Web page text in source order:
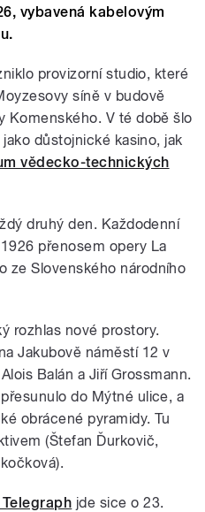
vybavená kabelovým
provizorní studio, které
síně v budově
Komenského. V té době šlo
důstojnické kasino, jak
vědecko-technických
druhý den. Každodenní
přenosem opery La
ze Slovenského národního
rozhlas nové prostory.
Jakubově náměstí 12 v
Balán a Jiří Grossmann.
do Mýtné ulice, a
obrácené pyramidy. Tu
(Štefan Ďurkovič,
jde sice o 23.